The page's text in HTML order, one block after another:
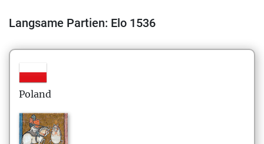
Langsame Partien: Elo 1536
Poland